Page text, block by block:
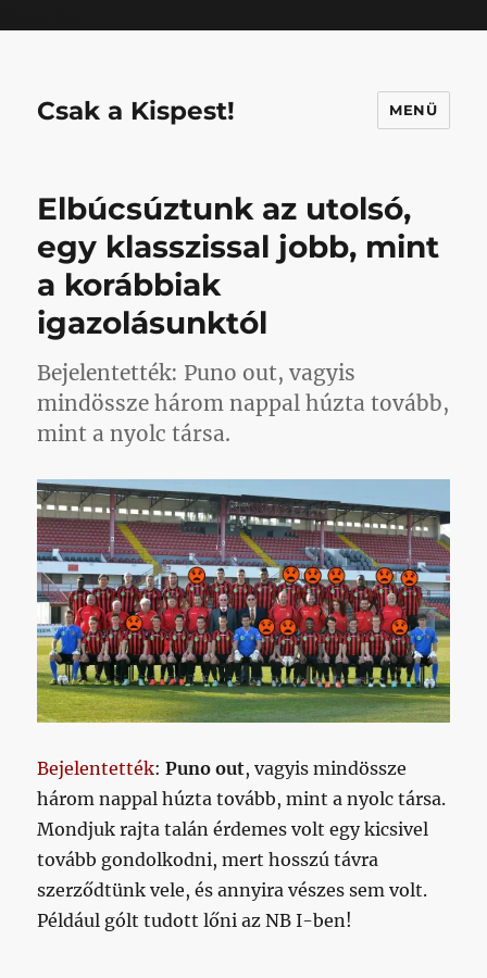
Csak a Kispest! MENÜ
Elbúcsúztunk az utolsó,
egy klasszissal jobb, mint
a korábbiak
igazolásunktól
Bejelentették: Puno out, vagyis
mindössze három nappal húzta tovább,
mint a nyolc társa.
Bejelentették:Puno out, vagyis mindössze
három nappal húzta tovább, mint a nyolc társa.
Mondjuk rajta talán érdemes volt egy kicsivel
tovább gondolkodni, mert hosszú távra
szerződtünk vele, és annyira vészes sem volt.
Például gólt tudott lőni az NB I-ben!